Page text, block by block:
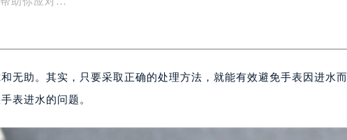
无助。其实，只要采取正确的处理方法，就能有效避免手表因进水而
表进水的问题。